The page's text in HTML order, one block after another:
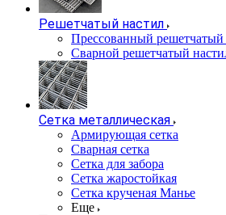
Решетчатый настил
Прессованный решетчатый
Сварной решетчатый
Сетка металлическая
Армирующая сетка
Сварная сетка
Сетка для забора
Сетка жаростойкая
Сетка крученая Манье
Еще